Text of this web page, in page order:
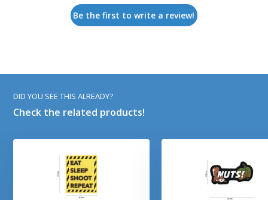
Be the first to write a review!
DID YOU SEE THIS ALREADY?
Check the related products!